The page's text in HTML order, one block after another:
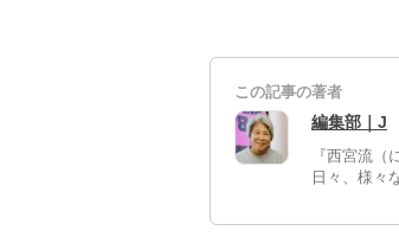
この記事の著者
編集部｜J
『西宮流（
日々、様々